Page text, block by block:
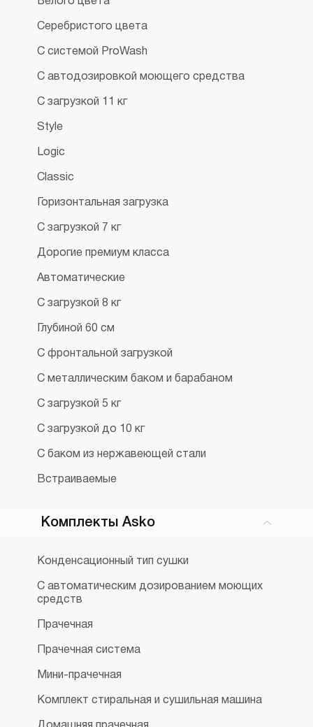
Серебристого цвета
С системой ProWash
С автодозировкой моющего средства
С загрузкой 11 кг
Style
Logic
Classic
Горизонтальная загрузка
С загрузкой 7 кг
Дорогие премиум класса
Автоматические
С загрузкой 8 кг
Глубиной 60 см
С фронтальной загрузкой
C металлическим баком и барабаном
С загрузкой 5 кг
С загрузкой до 10 кг
C баком из нержавеющей стали
Встраиваемые
Комплекты Asko
Конденсационный тип сушки
С автоматическим дозированием моющих
средств
Прачечная
Прачечная система
Мини-прачечная
Комплект стиральная и сушильная машина